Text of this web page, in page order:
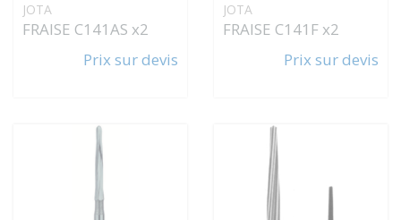
JOTA
FRAISE C141AS x2
Prix sur devis
JOTA
FRAISE C141F x2
Prix sur devis